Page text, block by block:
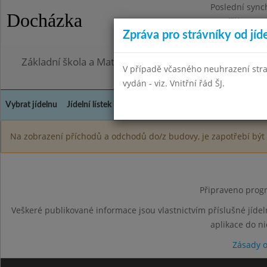
Docházka
Poslední
Pondělí
Omezení
Základní škola a Mateřská škola, Praha 4, Ohradní 49
Vybrat jídelnu Jídelní lístek
Na zobrazení příchodů a odchodů do/z budovy, je zapotřebí
Připraveno
Veškeré publikované informace jsou vlastnictvím příslušné
aplikace do
Zásady
Zpráva pro strávníky od
V případě včasného neuhrazení
vydán - viz. Vnitřní řád ŠJ.